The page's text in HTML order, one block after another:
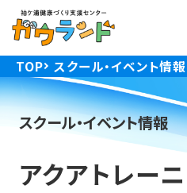
背景色
TOP スクール・イベント情報
スクール・イベント情報
アクアトレー